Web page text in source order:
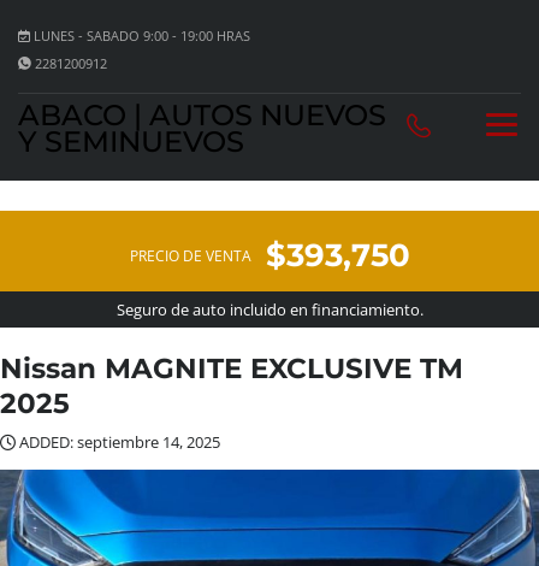
LUNES - SABADO 9:00 - 19:00 HRAS
2281200912
ABACO | AUTOS NUEVOS
Y SEMINUEVOS
PRECIO DE VENTA $393,750
Seguro de auto incluido en financiamiento.
Nissan MAGNITE EXCLUSIVE TM
2025
ADDED: septiembre 14, 2025